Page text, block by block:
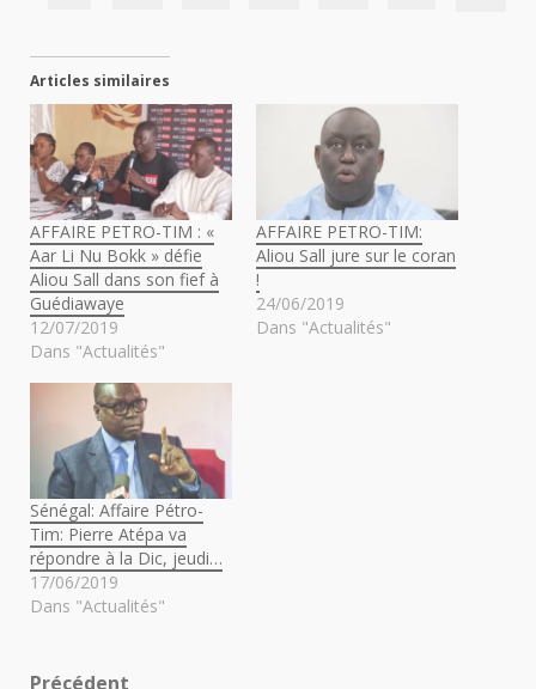
Articles similaires
AFFAIRE PETRO-TIM : «
Aar Li Nu Bokk » défie
Aliou Sall dans son fief à
Guédiawaye
12/07/2019
Dans "Actualités"
AFFAIRE PETRO-TIM:
Aliou Sall jure sur le coran
!
24/06/2019
Dans "Actualités"
Sénégal: Affaire Pétro-
Tim: Pierre Atépa va
répondre à la Dic, jeudi…
17/06/2019
Dans "Actualités"
Précédent